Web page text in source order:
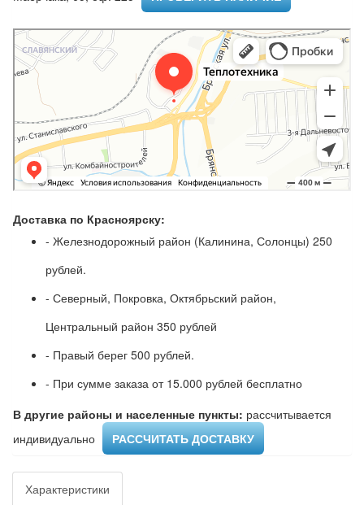
Доставка по Красноярску:
- Железнодорожный район (Калинина, Солонцы) 250
рублей.
- Северный, Покровка, Октябрьский район,
Центральный район 350 рублей
- Правый берег 500 рублей.
- При сумме заказа от 15.000 рублей бесплатно
В другие районы и населенные пункты: рассчитывается
индивидуально ​
РАССЧИТАТЬ ДОСТАВКУ
Характеристики